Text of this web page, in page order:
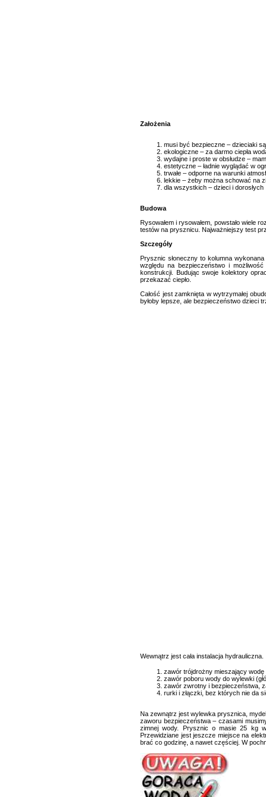
Założenia
musi być bezpieczne – dzieciaki
ekologiczne – za darmo ciepła
wydajne i proste w obsłudze –
estetyczne – ładnie wyglądać w
trwałe – odporne na warunki
lekkie – żeby można schować na
dla wszystkich – dzieci i dorosłych
Budowa
Rysowałem i rysowałem, powstało wiele
testów na prysznicu. Najważniejszy test
Szczegóły
Prysznic słoneczny to kolumna
względu na bezpieczeństwo i
konstrukcji. Budując swoje kolektory
przekazać ciepło.
Całość jest zamknięta w wytrzymałej
byłoby lepsze, ale bezpieczeństwo dzieci
Wewnątrz jest cała instalacja hydrauliczna.
zawór trójdrożny mieszający wodę
zawór poboru wody do wylewki
zawór zwrotny i bezpieczeństwa,
rurki i złączki, bez których nie da
Na zewnątrz jest wylewka prysznica,
zaworu bezpieczeństwa – czasami
zimnej wody. Prysznic o masie 25 kg
Przewidziane jest jeszcze miejsce na
brać co godzinę, a nawet częściej. W